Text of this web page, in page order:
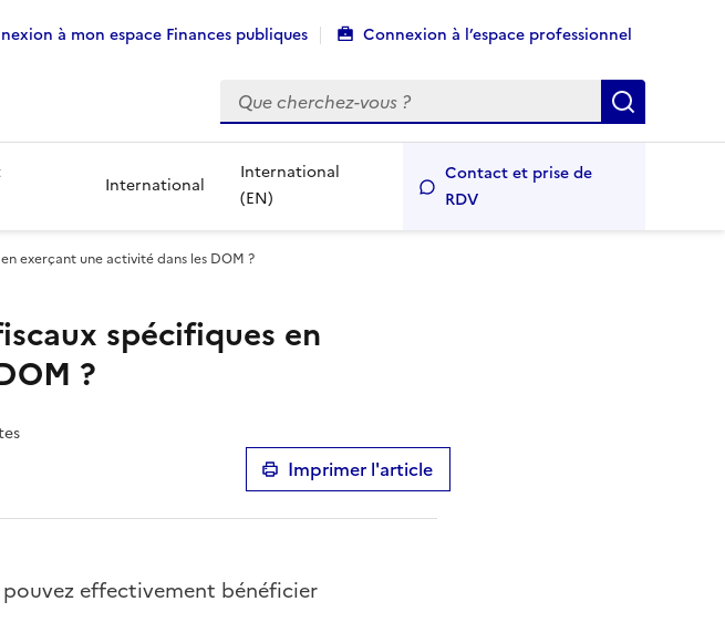
à mon espace Finances publiques Connexion à l’espace professionnel
Rechercher
International
International
(EN)
Contact et prise de
RDV
exerçant une activité dans les DOM ?
spécifiques en
?
Imprimer l'article
pouvez effectivement bénéficier